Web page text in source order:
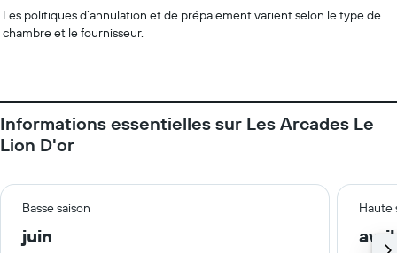
Les politiques d’annulation et de prépaiement varient selon le type de
chambre et le fournisseur.
Informations essentielles sur Les Arcades Le
Lion D'or
Basse saison Haute
juin avril